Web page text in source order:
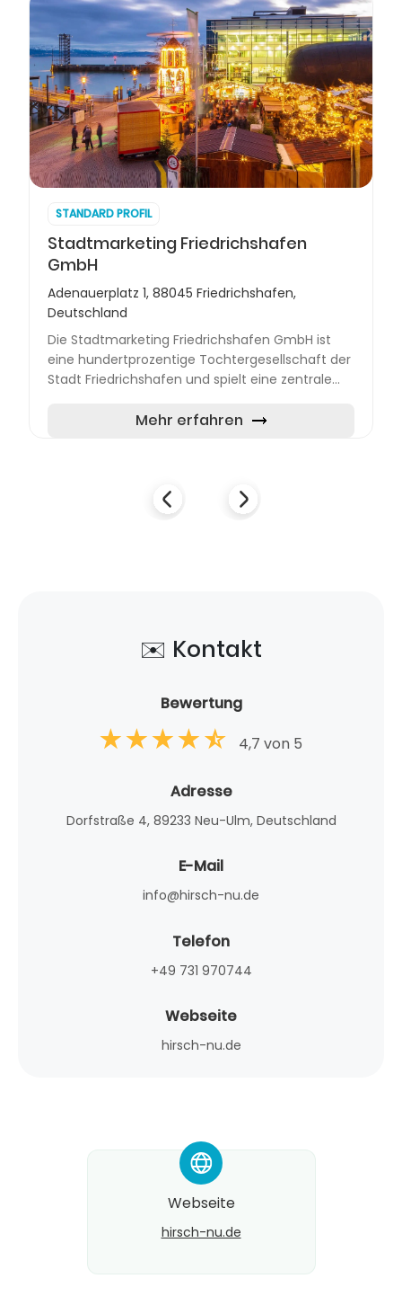
STANDARD PROFIL
Stadtmarketing Friedrichshafen
GmbH
Adenauerplatz 1, 88045 Friedrichshafen,
Deutschland
Die Stadtmarketing Friedrichshafen GmbH ist
eine hundertprozentige Tochtergesellschaft der
Stadt Friedrichshafen und spielt eine zentrale
Stadt. Mit einem...Mehr erfahren
✉️ Kontakt
Bewertung
4,7 von 5
Adresse
Dorfstraße 4, 89233 Neu-Ulm, Deutschland
E-Mail
info@hirsch-nu.de
Telefon
+49 731 970744
Webseite
hirsch-nu.de
*
Webseite
hirsch-nu.de